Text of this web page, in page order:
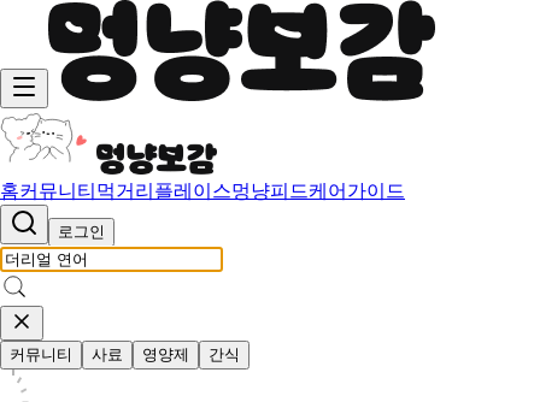
홈커뮤니티 먹거리 플레이스멍냥피드케어가이드
로그인
커뮤니티 사료 영양제 간식